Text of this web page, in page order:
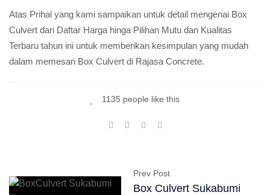
Atas Prihal yang kami sampaikan untuk detail mengenai Box
Culvert dari Daftar Harga hinga Pilihan Mutu dan Kualitas
Terbaru tahun ini untuk memberikan kesimpulan yang mudah
dalam memesan Box Culvert di Rajasa Concrete.
1135 people like this
Prev Post
Box Culvert Sukabumi